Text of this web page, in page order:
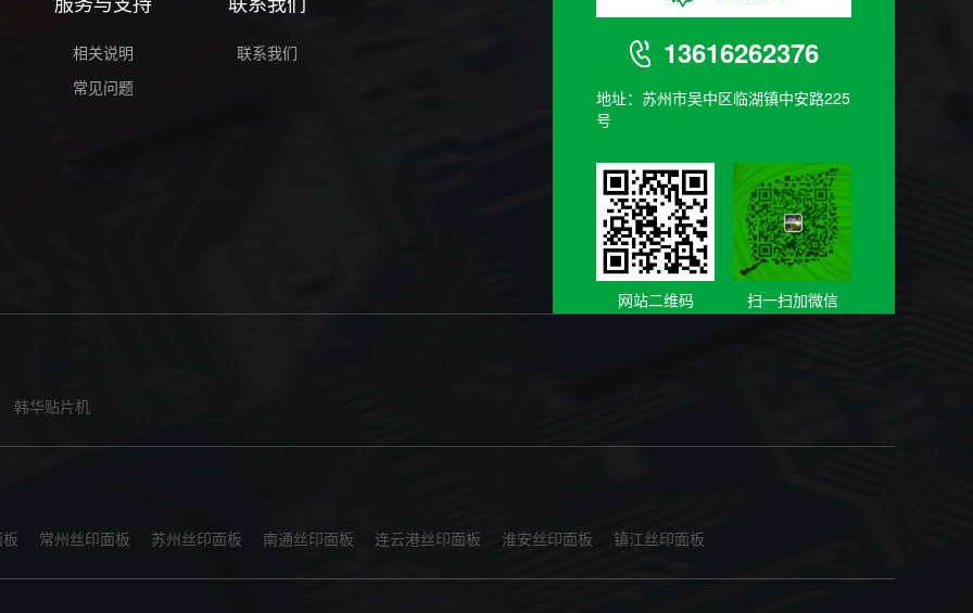
相关说明
常见问题
联系我们 13616262376
地址：苏州市吴中区临湖镇中安路225
号
网站二维码 扫一扫加微信
韩华贴片机
常州丝印面板 苏州丝印面板 南通丝印面板 连云港丝印面板 淮安丝印面板 镇江丝印面板